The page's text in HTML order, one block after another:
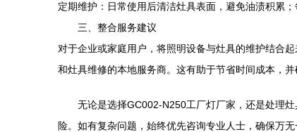
定期维护：日常使用后清洁灶具表面，避免油渍积累
三、整合服务建议
对于企业或家庭用户，将照明设备与灶具的维护结合
和灶具维修的本地服务商。这有助于节省时间成本，并
无论是选择GC002-N250工厂灯厂家，还是处理
险。如有复杂问题，始终优先咨询专业人士，确保万无